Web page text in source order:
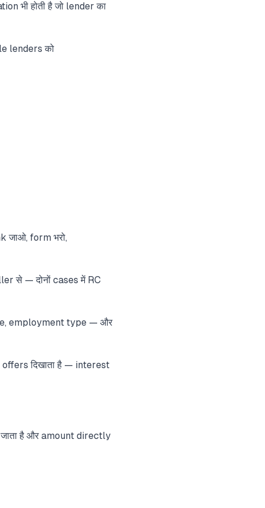
भी होती है जो lender का
lenders को
form भरो,
से — दोनों cases में RC
employment type — और
दिखाता है — interest
है और amount directly